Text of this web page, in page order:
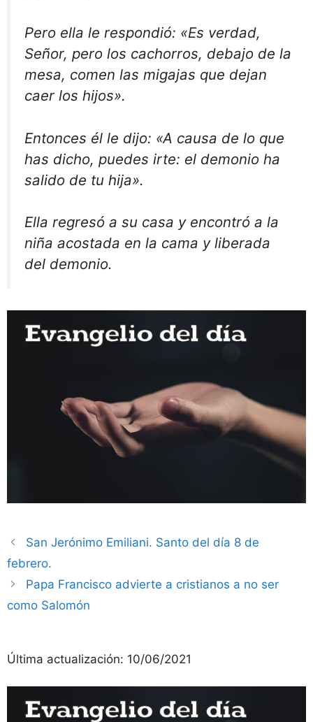
Pero ella le respondió: «Es verdad,
Señor, pero los cachorros, debajo de la
mesa, comen las migajas que dejan
caer los hijos».
Entonces él le dijo: «A causa de lo que
has dicho, puedes irte: el demonio ha
salido de tu hija».
Ella regresó a su casa y encontró a la
niña acostada en la cama y liberada
del demonio.
San Jerónimo Emiliani. Santo del día 8 de
febrero.
Papa Francisco advierte a cristianos a no ser
como Salomón
Última actualización: 10/06/2021